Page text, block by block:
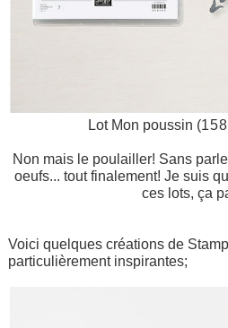
Lot Mon poussin (
Non mais le poulailler! Sans
oeufs... tout finalement! Je suis
ces lots, ça
Voici quelques créations de
particulièrement inspirantes;